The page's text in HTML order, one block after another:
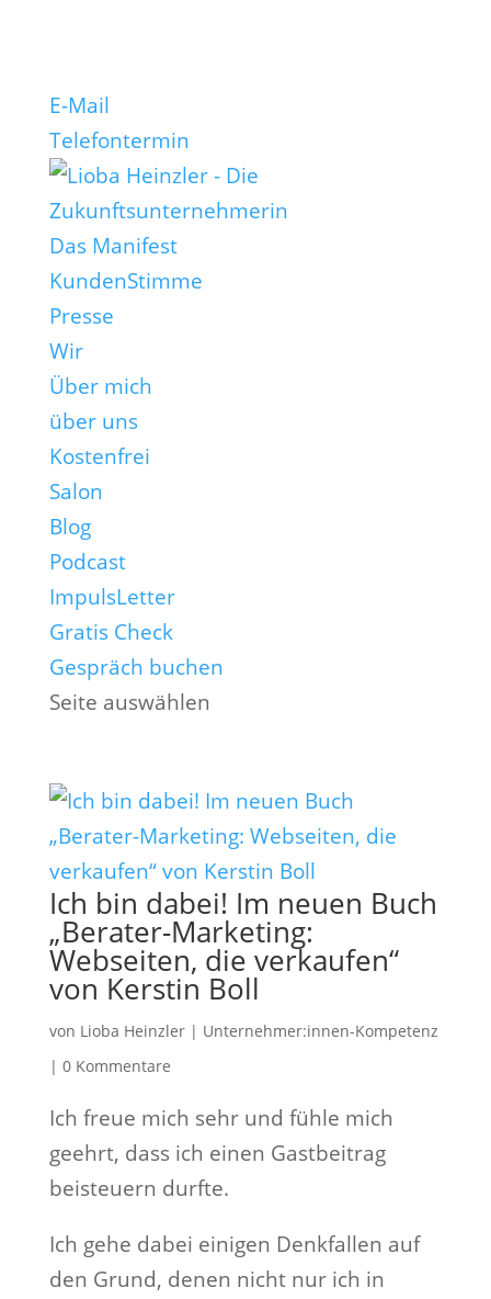
E-Mail
Telefontermin
Das Manifest
KundenStimme
Presse
Wir
Über mich
über uns
Kostenfrei
Salon
Blog
Podcast
ImpulsLetter
Gratis Check
Gespräch buchen
Seite auswählen
Ich bin dabei! Im neuen Buch
„Berater-Marketing:
Webseiten, die verkaufen“
von Kerstin Boll
von Lioba Heinzler| Unternehmer:innen-Kompetenz
| 0 Kommentare
Ich freue mich sehr und fühle mich
geehrt, dass ich einen Gastbeitrag
beisteuern durfte.
Ich gehe dabei einigen Denkfallen auf
den Grund, denen nicht nur ich in